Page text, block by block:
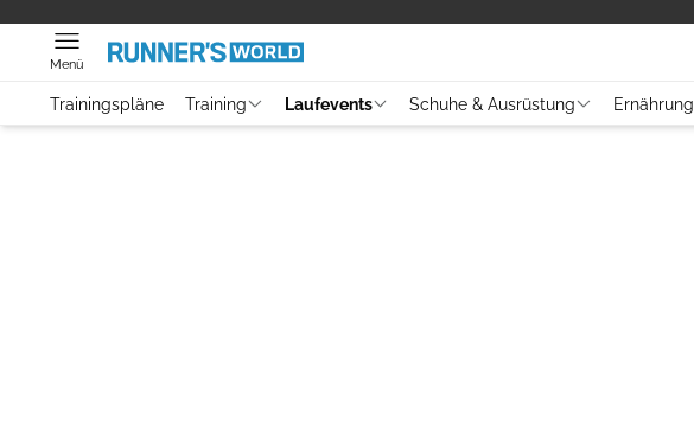
Menü
Trainingspläne Training Laufevents Schuhe & Ausrüstung Ernährung